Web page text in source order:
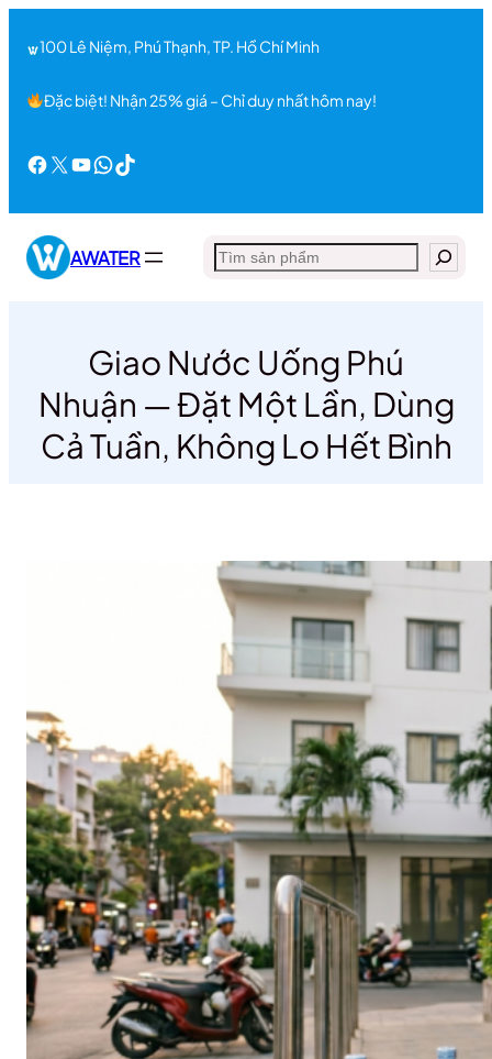
đến
nội
100 Lê Niệm, Phú Thạnh, TP. Hồ Chí Minh
Đặc biệt! Nhận 25% giá – Chỉ duy nhất hôm nay!
Facebook
X Youtube
WhatsApp
TikTok
AWATER Search
Giao Nước Uống Phú
Nhuận — Đặt Một Lần, Dùng
Cả Tuần, Không Lo Hết Bình